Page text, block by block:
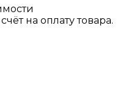
на оплату товара.